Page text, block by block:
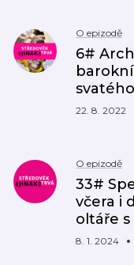
O epizodě
6#
22. 8. 2022
O epizodě
33#
včera i
oltáře
8. 1. 2024